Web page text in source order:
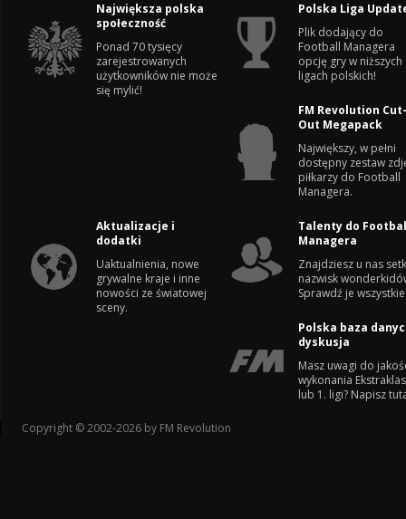
Największa polska
społeczność
Ponad 70 tysięcy
zarejestrowanych
użytkowników nie może
się mylić!
Polska Liga
Plik dodający do
Football Managera
opcję gry w niższych
ligach polskich!
FM Revolution
Out Megapack
Największy, w pełni
dostępny zestaw
piłkarzy do Football
Managera.
Aktualizacje i
dodatki
Uaktualnienia, nowe
grywalne kraje i inne
nowości ze światowej
sceny.
Talenty do
Managera
Znajdziesz u nas
nazwisk
Sprawdź je
Polska baza
dyskusja
Masz uwagi do
wykonania
lub 1. ligi? Napisz
Copyright © 2002-2026 by FM Revolution